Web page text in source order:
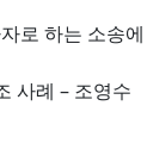
로 하는 소송
사례 – 조영수